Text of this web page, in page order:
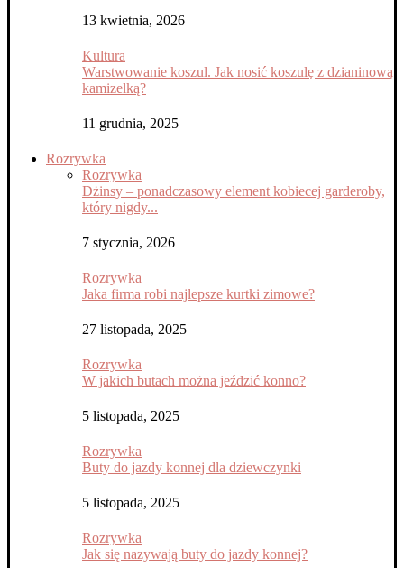
13 kwietnia, 2026
Kultura
Warstwowanie koszul. Jak nosić koszulę z dzianinową
kamizelką?
11 grudnia, 2025
Rozrywka
Rozrywka
Dżinsy – ponadczasowy element kobiecej garderoby,
który nigdy...
7 stycznia, 2026
Rozrywka
Jaka firma robi najlepsze kurtki zimowe?
27 listopada, 2025
Rozrywka
W jakich butach można jeździć konno?
5 listopada, 2025
Rozrywka
Buty do jazdy konnej dla dziewczynki
5 listopada, 2025
Rozrywka
Jak się nazywają buty do jazdy konnej?